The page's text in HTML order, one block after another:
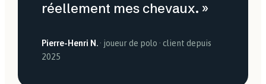
réellement mes chevaux. »
Pierre-Henri N. · joueur de polo · client depuis
2025